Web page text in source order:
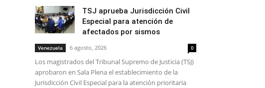
TSJ aprueba Jurisdicción Civil
Especial para atención de
afectados por sismos
Venezuela 6 agosto, 2026 0
Los magistrados del Tribunal Supremo de Justicia (TSJ)
aprobaron en Sala Plena el establecimiento de la
Jurisdicción Civil Especial para la atención prioritaria